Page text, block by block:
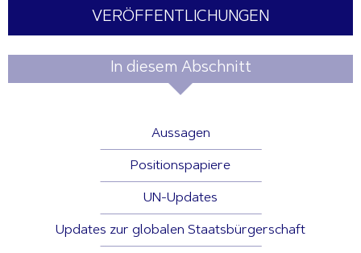
VERÖFFENTLICHUNGEN
In diesem Abschnitt
Aussagen
Positionspapiere
UN-Updates
Updates zur globalen Staatsbürgerschaft